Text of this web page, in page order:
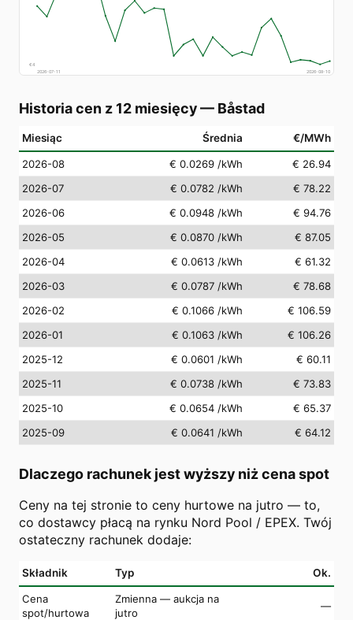
€4
2026-07-11
2026-08-10
Historia cen z 12 miesięcy— Båstad
Miesiąc Średnia €/MWh
2026-08 € 0.0269 /kWh
€ 26.94
2026-07
€ 0.0782 /kWh
€ 78.22
2026-06
€ 0.0948 /kWh
€ 94.76
2026-05
€ 0.0870 /kWh
€ 87.05
2026-04
€ 0.0613 /kWh
€ 61.32
2026-03
€ 0.0787 /kWh
€ 78.68
2026-02
€ 0.1066 /kWh
€ 106.59
2026-01
€ 0.1063 /kWh
€ 106.26
2025-12
€ 0.0601 /kWh
€ 60.11
2025-11
€ 0.0738 /kWh
€ 73.83
2025-10
€ 0.0654 /kWh
€ 65.37
2025-09
€ 0.0641 /kWh € 64.12
Dlaczego rachunek jest wyższy niż cena spot
Ceny na tej stronie to ceny hurtowe na jutro — to,
co dostawcy płacą na rynku Nord Pool / EPEX. Twój
ostateczny rachunek dodaje:
Składnik Typ Ok.
Cena
spot/hurtowa
Zmienna — aukcja na
jutro
—